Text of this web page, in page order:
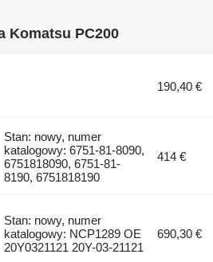
Komatsu PC200
190,40 €
Stan: nowy, numer
katalogowy: 6751-81-8090,
6751818090, 6751-81-
8190, 6751818190
414 €
Stan: nowy, numer
katalogowy: NCP1289 OE
20Y0321121 20Y-03-21121
690,30 €